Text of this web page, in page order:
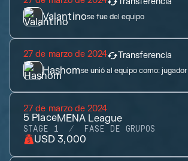
Valantinose fue del equipo
27 de marzo de 2024 Transferencia
Hashomse unió al equipo como:jugador
27 de marzo de 2024
5 PlaceMENA League
STAGE 1 FASE DE GRUPOS
USD 3,000